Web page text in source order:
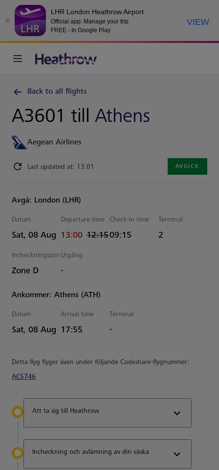
LHR London Heathrow Airport
Official app: Manage your trip
FREE - In Google Play
VIEW
Back to all flights
A3601 till Athens
Aegean Airlines
Last updated at: 13:01 AVGICK
Avgå: London (LHR)
Datum
Sat, 08 Aug
Departure time
actual Tid
13:00
Estimated Tid
12:15
Check-in time
09:15
Terminal
2
Incheckningszon
Zone D
Utgång
-
Ankommer: Athens (ATH)
Datum
Sat, 08 Aug
Arrival time
Estimated Tid
17:55
Terminal
-
Detta flyg flyger även under följande Codeshare-flygnummer:
AC5746
Att ta sig till Heathrow
Incheckning och avlämning av din väska